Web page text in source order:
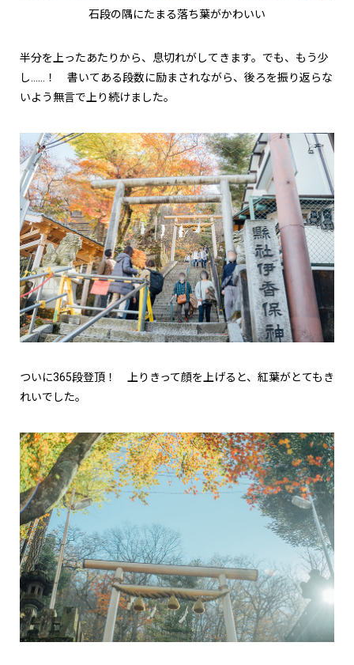
石段の隅にたまる落ち葉がかわいい
半分を上ったあたりから、息切れがしてきます。でも、もう少
し……！ 書いてある段数に励まされながら、後ろを振り返らな
いよう無言で上り続けました。
ついに365段登頂！ 上りきって顔を上げると、紅葉がとてもき
れいでした。